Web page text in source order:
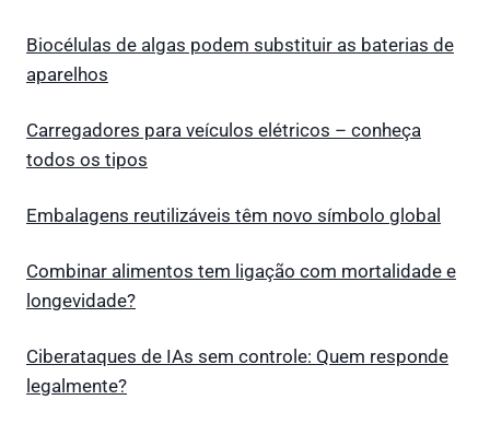
Biocélulas de algas podem substituir as baterias de
aparelhos
Carregadores para veículos elétricos – conheça
todos os tipos
Embalagens reutilizáveis têm novo símbolo global
Combinar alimentos tem ligação com mortalidade e
longevidade?
Ciberataques de IAs sem controle: Quem responde
legalmente?